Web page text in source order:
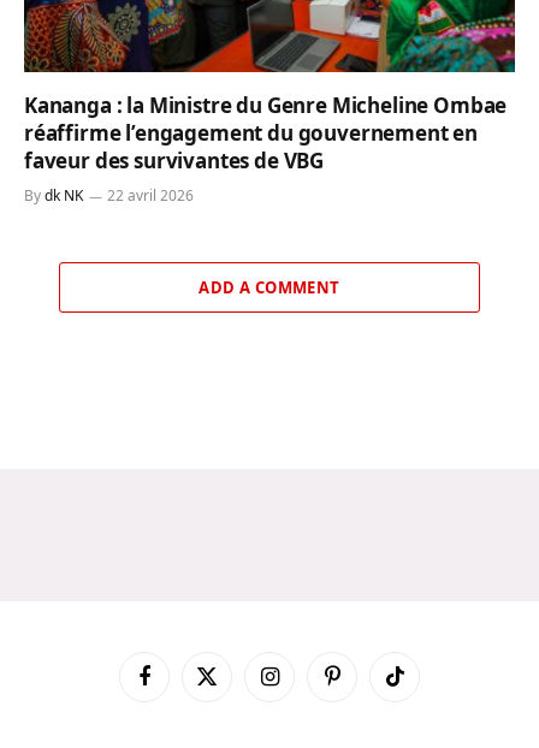
Kananga : la Ministre du Genre Micheline Ombae
réaffirme l’engagement du gouvernement en
faveur des survivantes de VBG
Bydk NK 22 avril 2026
ADD A COMMENT
FacebookX
InstagramPinterestTikTok